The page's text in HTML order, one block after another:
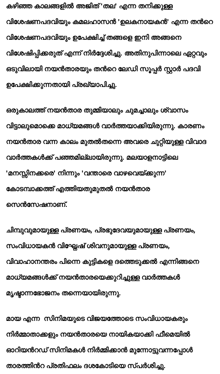
കഴിഞ്ഞ കാലങ്ങളില്‍ അജിത് 'തല' എന്ന തനിക്കുള്ള
വിശേഷണപദവിയും കമലഹാസന്‍ 'ഉലകനായകന്‍' എന്ന തന്‍റെ
വിശേഷണപദവിയും ഉപേക്ഷിച്ച് തങ്ങളെ ഇനി അങ്ങനെ
വിശേഷിപ്പിക്കരുത് എന്ന് നിര്‍ദ്ദേശിച്ചു. അതിനുപിന്നാലെ ഏറ്റവും
ഒടുവിലായി നയന്‍താരയും തന്‍റെ ലേഡി സൂപ്പര്‍ സ്റ്റാര്‍ പദവി
ഉപേക്ഷിക്കുന്നതായി പ്രഖ്യാപിച്ചു.
ഒരുകാലത്ത് നയന്‍താര തുമ്മിയാലും ചുമച്ചാലും ശ്വാസം
വിട്ടാലുമൊക്കെ മാധ്യമങ്ങള്‍ വാര്‍ത്തയാക്കിയിരുന്നു. കാരണം
നയന്‍താര വന്ന കാലം മുതല്‍തന്നെ അവരെ ചുറ്റിയുള്ള വിവാദ
വാര്‍ത്തകള്‍ക്ക് പഞ്ഞമില്ലായിരുന്നു. മലയാളനാട്ടിലെ
'മനസ്സിനക്കരെ' നിന്നും 'വന്താരെ വാഴവെയ്ക്കുന്ന'
കോടമ്പാക്കത്ത് എത്തിയതുമുതല്‍ നയന്‍താര
സെന്‍സേഷനാണ്.
ചിമ്പുവുമായുള്ള പ്രണയം, പ്രഭുദേവയുമായുള്ള പ്രണയം,
സംവിധായകന്‍ വിഘ്നേഷ് ശിവനുമായുള്ള പ്രണയം,
വിവാഹാനന്തരം പിന്നെ കുട്ടികളെ ദത്തെടുക്കല്‍ എന്നിങ്ങനെ
മാധ്യമങ്ങള്‍ക്ക് നയന്‍താരയെക്കുറിച്ചുള്ള വാര്‍ത്തകള്‍
മൃഷ്ടാന്നഭോജനം തന്നെയായിരുന്നു.
മായ എന്ന സിനിമയുടെ വിജയത്തോടെ സംവിധായകരും
നിര്‍മ്മാതാക്കളും നയന്‍താരയെ നായികയാക്കി ഫീമെയില്‍
ഓറിയന്‍റഡ് സിനിമകള്‍ നിര്‍മ്മിക്കാന്‍ മുന്നോട്ടുവന്നപ്പോള്‍
താരത്തിന്‍റ പ്രതിഫലം ദശകോടിയെ സ്പര്‍ശിച്ചു.